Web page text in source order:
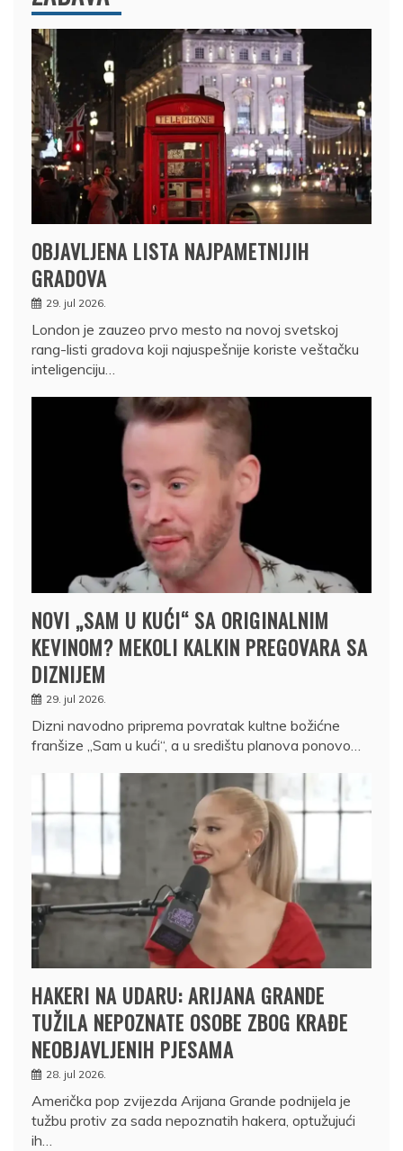
OBJAVLJENA LISTA NAJPAMETNIJIH
GRADOVA
29. jul 2026.
London je zauzeo prvo mesto na novoj svetskoj
rang-listi gradova koji najuspešnije koriste veštačku
inteligenciju…
NOVI „SAM U KUĆI“ SA ORIGINALNIM
KEVINOM? MEKOLI KALKIN PREGOVARA SA
DIZNIJEM
29. jul 2026.
Dizni navodno priprema povratak kultne božićne
franšize „Sam u kući“, a u središtu planova ponovo…
HAKERI NA UDARU: ARIJANA GRANDE
TUŽILA NEPOZNATE OSOBE ZBOG KRAĐE
NEOBJAVLJENIH PJESAMA
28. jul 2026.
Američka pop zvijezda Arijana Grande podnijela je
tužbu protiv za sada nepoznatih hakera, optužujući
ih…